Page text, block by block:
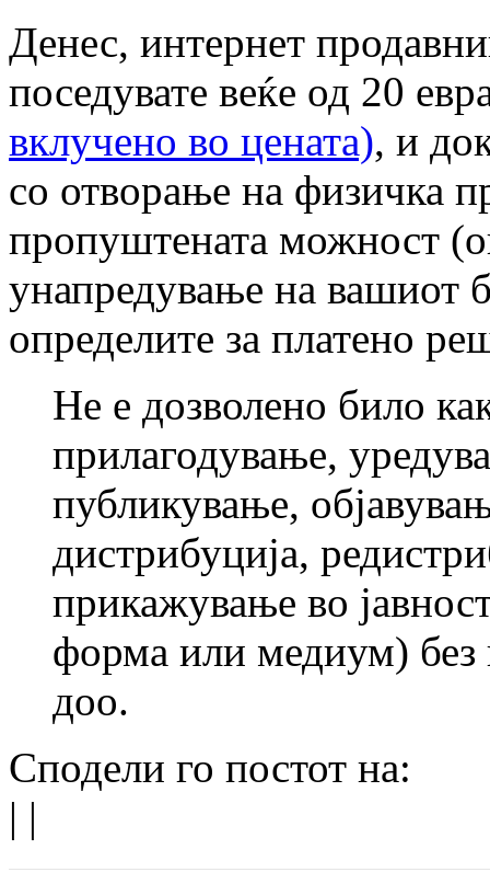
Денес, интернет
поседувате веќе од 20
вклучено во цената), и
со отворање на физичка
пропуштената можност
унапредување на вашиот
определите за платено
Не е дозволено било
прилагодување,
публикување,
дистрибуција,
прикажување во
форма или медиум)
доо.
Сподели го постот на:
| |